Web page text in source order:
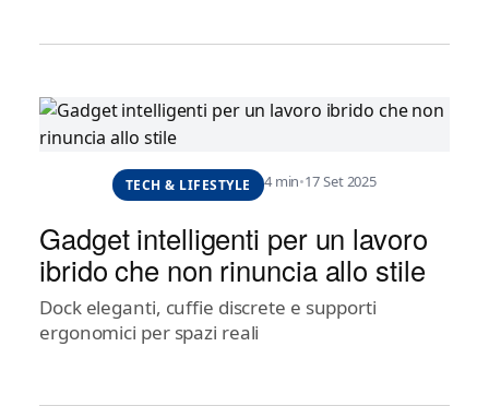
TECH & LIFESTYLE 4 min•17 Set 2025
Gadget intelligenti per un lavoro
ibrido che non rinuncia allo stile
Dock eleganti, cuffie discrete e supporti
ergonomici per spazi reali